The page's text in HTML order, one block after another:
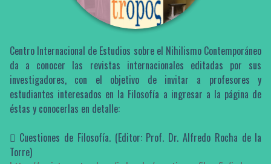
Centro Internacional de Estudios sobre el Nihilismo Contemporáneo
da a conocer las revistas internacionales editadas por sus
investigadores, con el objetivo de invitar a profesores y
estudiantes interesados en la Filosofía a ingresar a la página de
éstas y conocerlas en detalle:
 Cuestiones de Filosofía. (Editor: Prof. Dr. Alfredo Rocha de la
Torre)